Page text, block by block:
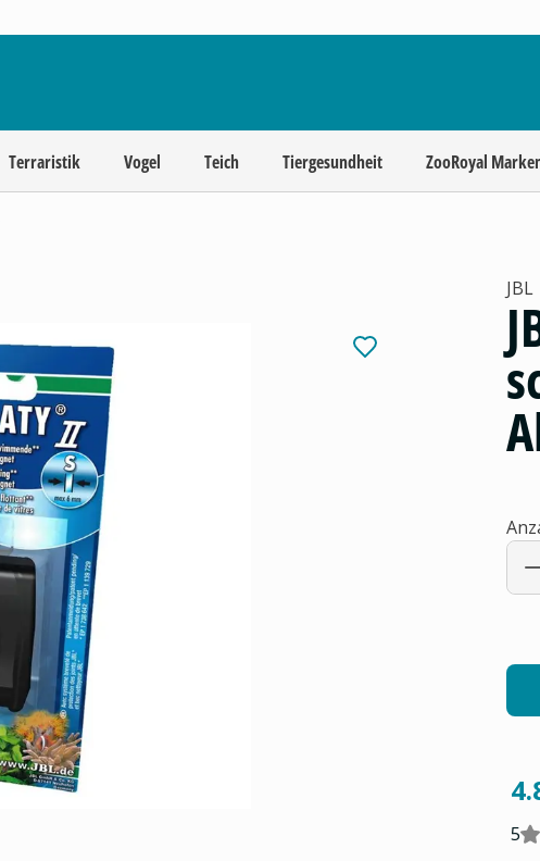
Terraristik Vogel Teich Tiergesundheit ZooRoyal
JBL
5